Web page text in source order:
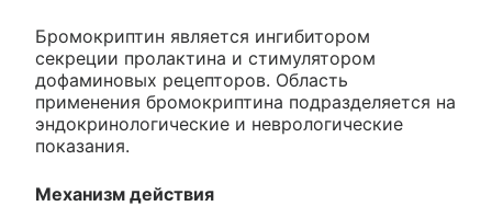
Бромокриптин является ингибитором
секреции пролактина и стимулятором
дофаминовых рецепторов. Область
применения бромокриптина подразделяется на
эндокринологические и неврологические
показания.
Механизм действия